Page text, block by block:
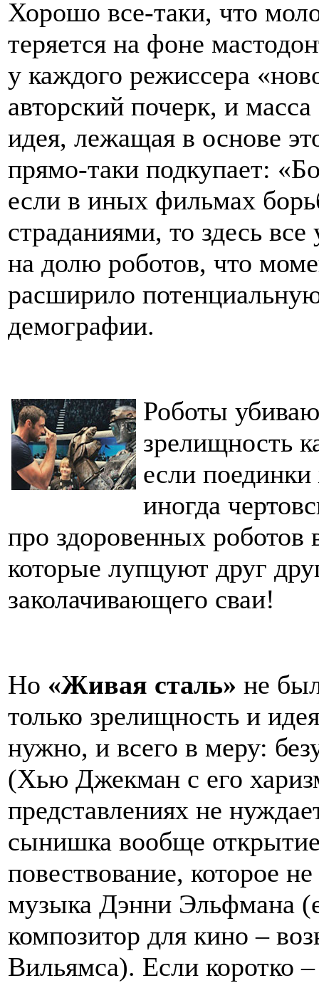
Хорошо все-таки, что
теряется на фоне
у каждого режиссера
авторский почерк, и
идея, лежащая в основе
прямо-таки подкупает:
если в иных фильмах
страданиями, то здесь
на долю роботов, что
расширило
демографии.
Роботы
зрелищность
если
иногда
про здоровенных роботов
которые лупцуют друг
заколачивающего сваи!
Но «Живая сталь» не
только зрелищность и
нужно, и всего в меру:
(Хью Джекман с его
представлениях не
сынишка вообще
повествование, которое
музыка Дэнни Эльфмана
композитор для кино –
Вильямса). Если коротко